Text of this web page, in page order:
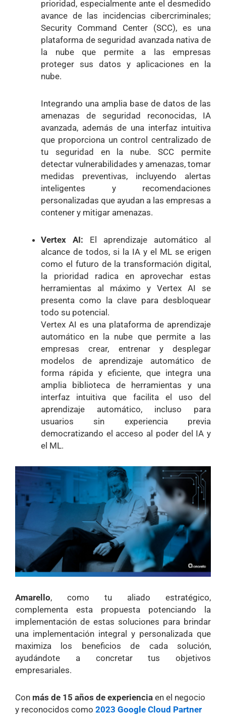
prioridad, especialmente ante el desmedido
avance de las incidencias cibercriminales;
Security Command Center (SCC), es una
plataforma de seguridad avanzada nativa de
la nube que permite a las empresas
proteger sus datos y aplicaciones en la
nube.
Integrando una amplia base de datos de las
amenazas de seguridad reconocidas, IA
avanzada, además de una interfaz intuitiva
que proporciona un control centralizado de
tu seguridad en la nube. SCC permite
detectar vulnerabilidades y amenazas, tomar
medidas preventivas, incluyendo alertas
inteligentes y recomendaciones
personalizadas que ayudan a las empresas a
contener y mitigar amenazas.
Vertex AI: El aprendizaje automático al
alcance de todos, si la IA y el ML se erigen
como el futuro de la transformación digital,
la prioridad radica en aprovechar estas
herramientas al máximo y Vertex AI se
presenta como la clave para desbloquear
todo su potencial.
Vertex AI es una plataforma de aprendizaje
automático en la nube que permite a las
empresas crear, entrenar y desplegar
modelos de aprendizaje automático de
forma rápida y eficiente, que integra una
amplia biblioteca de herramientas y una
interfaz intuitiva que facilita el uso del
aprendizaje automático, incluso para
usuarios sin experiencia previa
democratizando el acceso al poder del IA y
el ML.
Amarello, como tu aliado estratégico,
complementa esta propuesta potenciando la
implementación de estas soluciones para brindar
una implementación integral y personalizada que
maximiza los beneficios de cada solución,
ayudándote a concretar tus objetivos
empresariales.
Con más de 15 años de experiencia en el negocio
y reconocidos como 2023 Google Cloud Partner